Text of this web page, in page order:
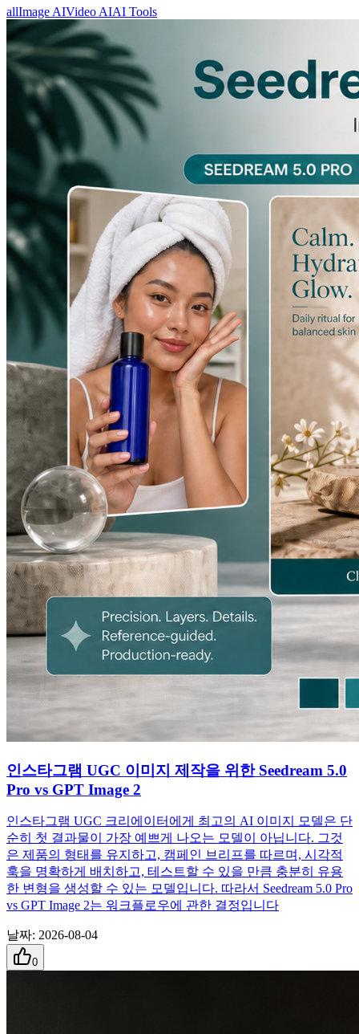
allImage AIVideo AIAI Tools
인스타그램 UGC 이미지 제작을 위한 Seedream 5.0
Pro vs GPT Image 2
인스타그램 UGC 크리에이터에게 최고의 AI 이미지 모델은 단
순히 첫 결과물이 가장 예쁘게 나오는 모델이 아닙니다. 그것
은 제품의 형태를 유지하고, 캠페인 브리프를 따르며, 시각적
훅을 명확하게 배치하고, 테스트할 수 있을 만큼 충분히 유용
한 변형을 생성할 수 있는 모델입니다. 따라서 Seedream 5.0 Pro
vs GPT Image 2는 워크플로우에 관한 결정입니다
날짜: 2026-08-04
0